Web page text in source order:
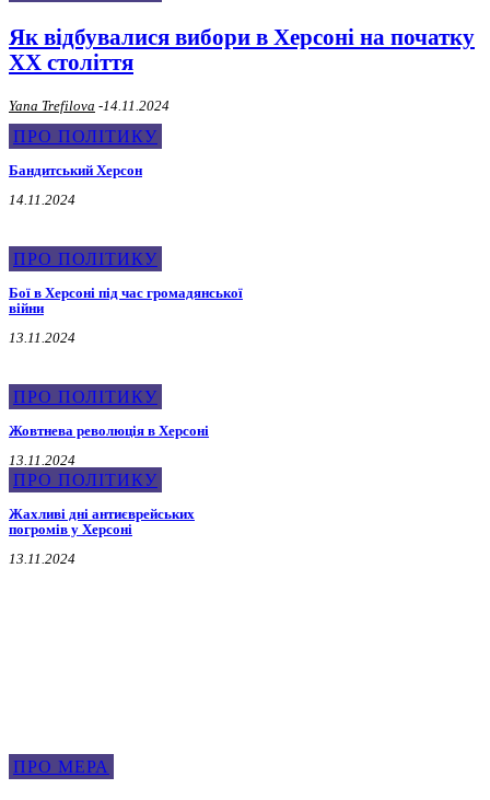
Як відбувалися вибори в Херсоні на початку
XX століття
Yana Trefilova -14.11.2024
ПРО ПОЛІТИКУ
Бандитський Херсон
14.11.2024
ПРО ПОЛІТИКУ
Бої в Херсоні під час громадянської
війни
13.11.2024
ПРО ПОЛІТИКУ
Жовтнева революція в Херсоні
13.11.2024
ПРО ПОЛІТИКУ
Жахливі дні антиєврейських
погромів у Херсоні
13.11.2024
ПРО МЕРА